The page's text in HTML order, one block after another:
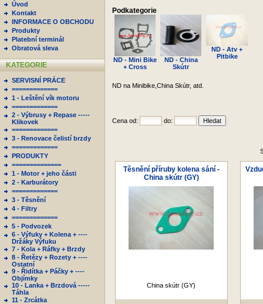
Úvod
Kontakt
INFORMACE O OBCHODU
Produkty
Platební terminál
Obratová sleva
KATEGORIE
SERVISNÍ PRÁCE
=============
1 - Leštění vík motoru
=============
2 - Výbrusy + Repase -----
Klikovek
=============
3 - Renovace čelistí brzdy
=============
PRODUKTY
==============
1 - Motor + jeho části
2 - Karburátory
=============
3 - Těsnění
4 - Filtry
=============
5 - Podvozek
6 - Výfuky + Kolena + ----
Držáky Výfuku
7 - Kola + Ráfky + Brzdy
8 - Řetězy + Rozety + ----
Ostatní
9 - Řidítka + Páčky + ----
Objímky
10 - Lanka + Brzdová -----
Táhla
11 - Zrcátka
Podkategorie
ND - Mini Bike
+ Cross
ND - China
Skútr
ND - Atv +
Pitbike
ND na Minibike,China Skútr, atd.
Cena od: do:
Těsnění příruby kolena sání -
China skútr (GY)
China skútr (GY)